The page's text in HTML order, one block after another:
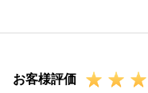
今後とも何かご用命
かりつけ」としてお
ます。
お客様評価